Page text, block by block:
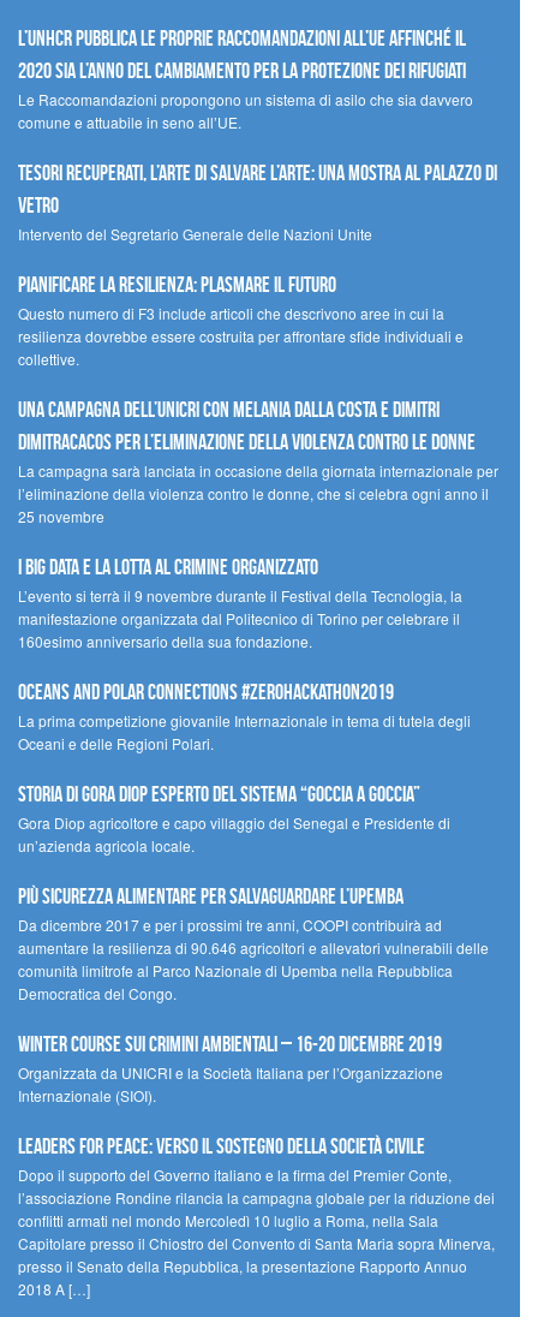
L’UNHCR pubblica le proprie raccomandazioni all’UE affinché il
2020 sia l’anno del cambiamento per la protezione dei rifugiati
Le Raccomandazioni propongono un sistema di asilo che sia davvero
comune e attuabile in seno all’UE.
Tesori recuperati, l’arte di salvare l’arte: una mostra al Palazzo di
Vetro
Intervento del Segretario Generale delle Nazioni Unite
Pianificare la resilienza: plasmare il futuro
Questo numero di F3 include articoli che descrivono aree in cui la
resilienza dovrebbe essere costruita per affrontare sfide individuali e
collettive.
Una campagna dell’UNICRI con Melania Dalla Costa e Dimitri
Dimitracacos per l’eliminazione della violenza contro le donne
La campagna sarà lanciata in occasione della giornata internazionale per
l’eliminazione della violenza contro le donne, che si celebra ogni anno il
25 novembre
I Big Data e la lotta al crimine organizzato
L’evento si terrà il 9 novembre durante il Festival della Tecnologia, la
manifestazione organizzata dal Politecnico di Torino per celebrare il
160esimo anniversario della sua fondazione.
Oceans and Polar Connections #ZEROHackathon2019
La prima competizione giovanile Internazionale in tema di tutela degli
Oceani e delle Regioni Polari.
STORIA DI GORA DIOP ESPERTO DEL SISTEMA “GOCCIA A GOCCIA”
Gora Diop agricoltore e capo villaggio del Senegal e Presidente di
un’azienda agricola locale.
Più sicurezza alimentare per salvaguardare l’Upemba
Da dicembre 2017 e per i prossimi tre anni, COOPI contribuirà ad
aumentare la resilienza di 90.646 agricoltori e allevatori vulnerabili delle
comunità limitrofe al Parco Nazionale di Upemba nella Repubblica
Democratica del Congo.
Winter Course sui Crimini Ambientali – 16-20 Dicembre 2019
Organizzata da UNICRI e la Società Italiana per l’Organizzazione
Internazionale (SIOI).
Leaders for peace: verso il sostegno della società civile
Dopo il supporto del Governo italiano e la firma del Premier Conte,
l’associazione Rondine rilancia la campagna globale per la riduzione dei
conflitti armati nel mondo Mercoledì 10 luglio a Roma, nella Sala
Capitolare presso il Chiostro del Convento di Santa Maria sopra Minerva,
presso il Senato della Repubblica, la presentazione Rapporto Annuo
2018 A […]